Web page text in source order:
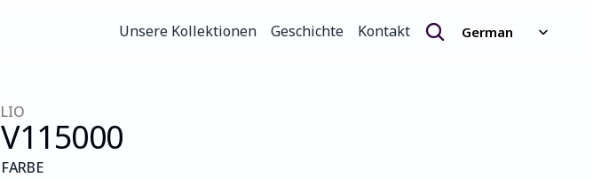
Unsere Kollektionen
Geschichte
Kontakt
German
LIO
V115000
FARBE